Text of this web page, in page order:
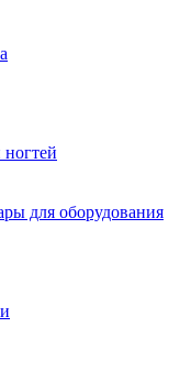
для оборудования